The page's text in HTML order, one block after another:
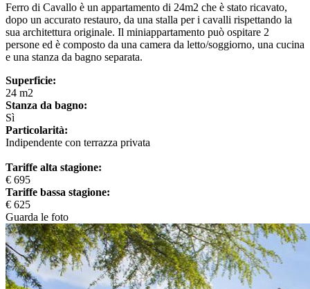
Ferro di Cavallo è un appartamento di 24m2 che è stato ricavato,
dopo un accurato restauro, da una stalla per i cavalli rispettando la
sua architettura originale. Il miniappartamento può ospitare 2
persone ed è composto da una camera da letto/soggiorno, una cucina
e una stanza da bagno separata.
Superficie:
24 m2
Stanza da bagno:
Sì
Particolarità:
Indipendente con terrazza privata
Tariffe alta stagione:
€ 695
Tariffe bassa stagione:
€ 625
Guarda le foto